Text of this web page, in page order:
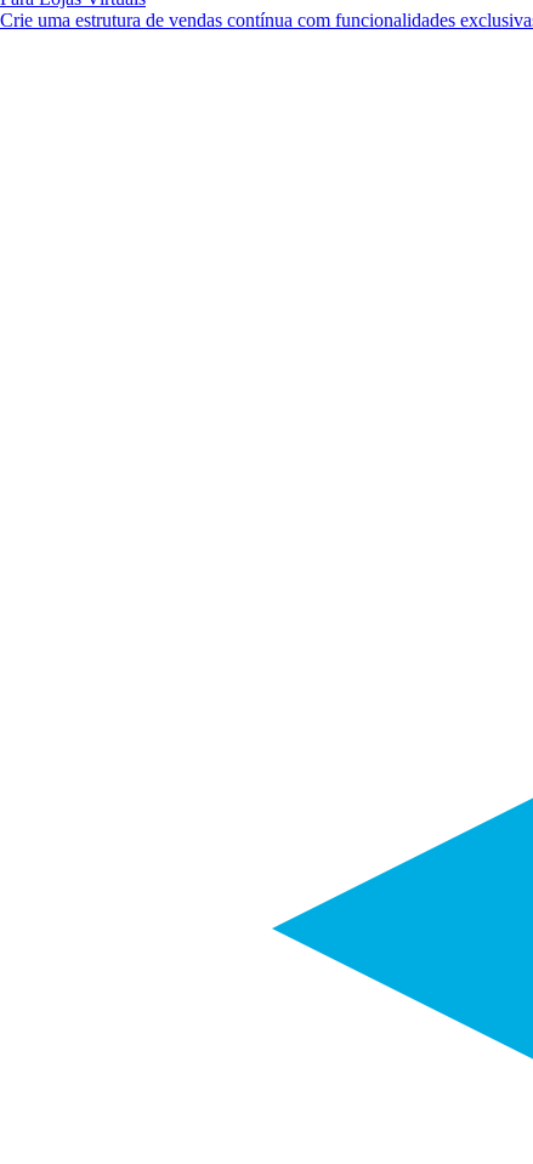
Crie uma estrutura de vendas contínua com funcionalidades